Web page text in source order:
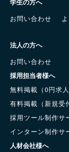
お問い合わせ
法人の方へ
お問い合わせ
採用担当者様へ
無料掲載（0円求
有料掲載（新規受
採用ツール制作サ
インターン制作サ
人材会社様へ